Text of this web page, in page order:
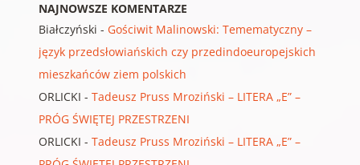
NAJNOWSZE KOMENTARZE
Białczyński - Gościwit Malinowski: Temematyczny –
język przedsłowiańskich czy przedindoeuropejskich
mieszkańców ziem polskich
ORLICKI - Tadeusz Pruss Mroziński – LITERA „E” –
PRÓG ŚWIĘTEJ PRZESTRZENI
ORLICKI - Tadeusz Pruss Mroziński – LITERA „E” –